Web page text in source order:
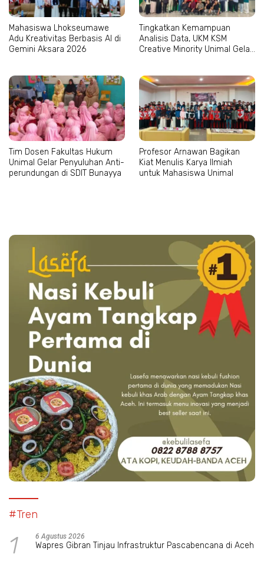
Mahasiswa Lhokseumawe
Adu Kreativitas Berbasis AI di
Gemini Aksara 2026
Tingkatkan Kemampuan
Analisis Data, UKM KSM
Creative Minority Unimal Gelar
Tim Dosen Fakultas Hukum
Unimal Gelar Penyuluhan Anti-
perundungan di SDIT Bunayya
Profesor Arnawan Bagikan
Kiat Menulis Karya Ilmiah
untuk Mahasiswa Unimal
#Tren
1 6 Agustus 2026
Wapres Gibran Tinjau Infrastruktur Pascabencana di Aceh